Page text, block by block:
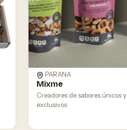
PARANA
Mixme
Creadores de sabores únicos y
exclusivos